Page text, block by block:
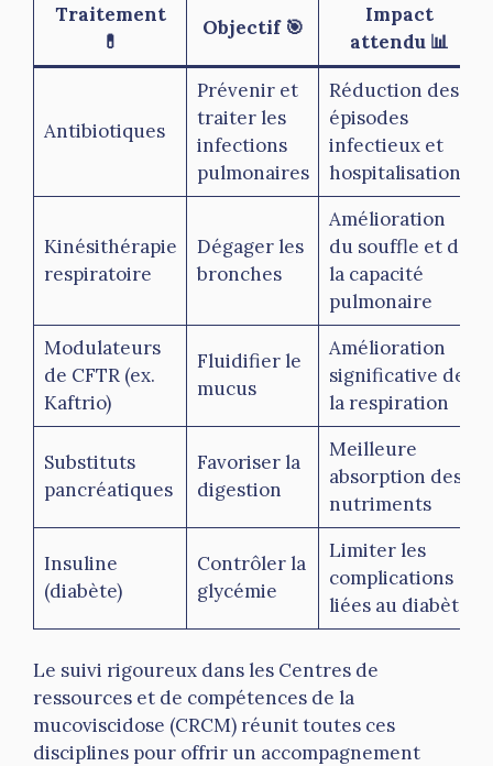
Traitement
💊
Objectif 🎯
Impact
attendu 📊
Antibiotiques
Prévenir et
traiter les
infections
pulmonaires
Réduction des
épisodes
infectieux et
hospitalisations
Kinésithérapie
respiratoire
Dégager les
bronches
Amélioration
du souffle et de
la capacité
pulmonaire
Modulateurs
de CFTR (ex.
Kaftrio)
Fluidifier le
mucus
Amélioration
significative de
la respiration
Substituts
pancréatiques
Favoriser la
digestion
Meilleure
absorption des
nutriments
Insuline
(diabète)
Contrôler la
glycémie
Limiter les
complications
liées au diabète
Le suivi rigoureux dans les Centres de
ressources et de compétences de la
mucoviscidose (CRCM) réunit toutes ces
disciplines pour offrir un accompagnement